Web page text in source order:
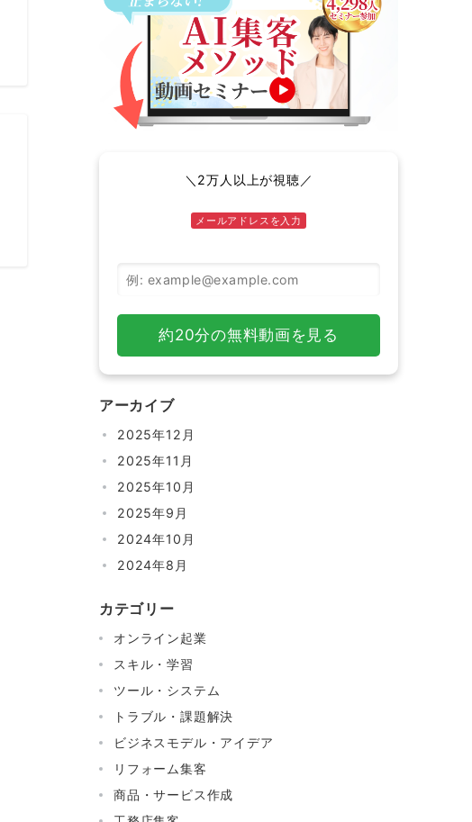
＼2万人以上が視聴／
メールアドレスを入力
約20分の無料動画を見る
アーカイブ
2025年12月
2025年11月
2025年10月
2025年9月
2024年10月
2024年8月
カテゴリー
オンライン起業
スキル・学習
ツール・システム
トラブル・課題解決
ビジネスモデル・アイデア
リフォーム集客
商品・サービス作成